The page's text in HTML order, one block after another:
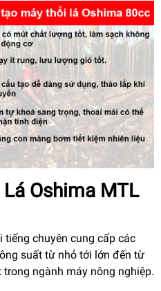
Oshima MTL
tiếng chuyên cung cấp các
suất từ nhỏ tới lớn đến từ
ngành máy nông nghiệp.